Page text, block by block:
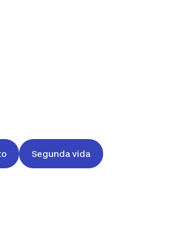
Segunda vida